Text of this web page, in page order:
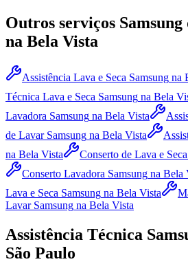
Outros serviços Samsung
na Bela Vista
Assistência Lava e Seca Samsung na
Técnica Lava e Seca Samsung na Bela
Lavadora Samsung na Bela Vista
de Lavar Samsung na Bela Vista
na Bela Vista
Conserto de Lava e
Conserto Lavadora Samsung na Bela
Lava e Seca Samsung na Bela Vista
Lavar Samsung na Bela Vista
Assistência Técnica
São Paulo